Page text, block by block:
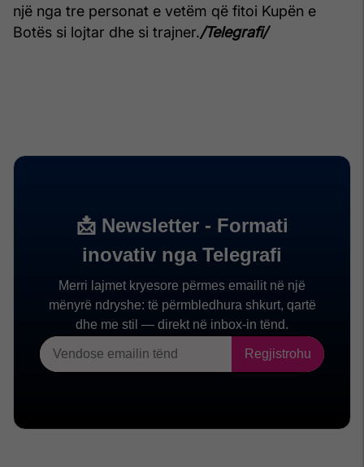
një nga tre personat e vetëm që fitoi Kupën e
Botës si lojtar dhe si trajner./Telegrafi/